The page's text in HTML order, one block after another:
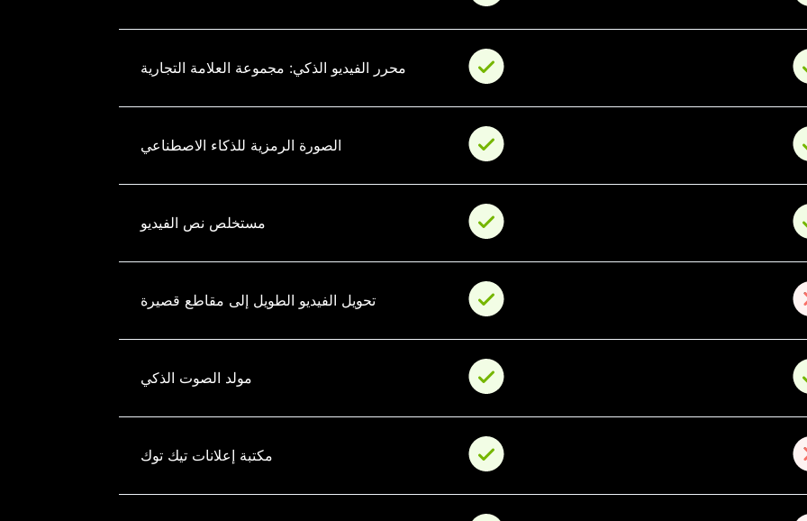
محرر الفيديو الذكي: مجموعة العلامة التجارية
الصورة الرمزية للذكاء الاصطناعي
مستخلص نص الفيديو
تحويل الفيديو الطويل إلى مقاطع قصيرة
مولد الصوت الذكي
مكتبة إعلانات تيك توك